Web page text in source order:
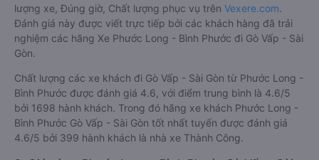
lượng xe, Đúng giờ, Chất lượng phục vụ trên Vexere.com.
Đánh giá này được viết trực tiếp bởi các khách hàng đã trải
nghiệm các hãng Xe Phước Long - Bình Phước đi Gò Vấp - Sài
Gòn.
Chất lượng các xe khách đi Gò Vấp - Sài Gòn từ Phước Long -
Bình Phước được đánh giá 4.6, với điểm trung bình là 4.6/5
bởi 1698 hành khách. Trong đó hãng xe khách Phước Long -
Bình Phước Gò Vấp - Sài Gòn tốt nhất tuyến được đánh giá
4.6/5 bởi 399 hành khách là nhà xe Thành Công.